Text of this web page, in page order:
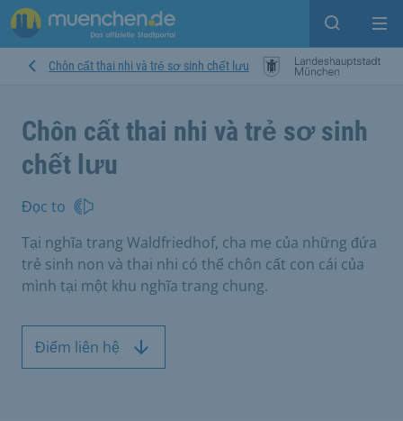
Open
Chôn cất thai nhi và trẻ sơ sinh chết lưu
Chôn cất thai nhi và trẻ sơ sinh
chết lưu
Đọc to
Tại nghĩa trang Waldfriedhof, cha mẹ của những đứa
trẻ sinh non và thai nhi có thể chôn cất con cái của
mình tại một khu nghĩa trang chung.
Điểm liên hệ